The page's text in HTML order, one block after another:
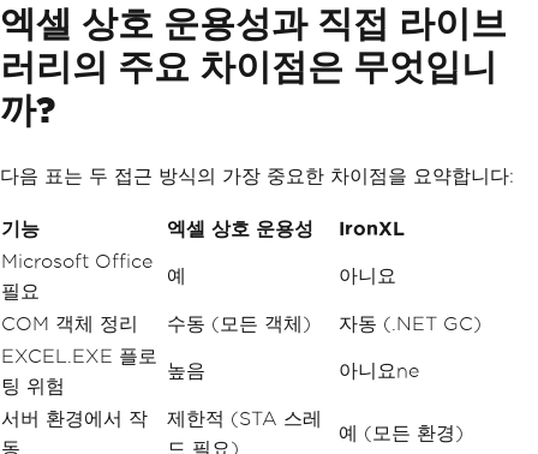
엑셀 상호 운용성과 직접 라이브
러리의 주요 차이점은 무엇입니
까?
다음 표는 두 접근 방식의 가장 중요한 차이점을 요약합니다:
기능 엑셀 상호 운용성
IronXL
Microsoft Office
필요
예 아니요
COM 객체 정리 수동 (모든 객체)
자동 (.NET GC)
EXCEL.EXE 플로
팅 위험
높음 아니요ne
서버 환경에서 작
동
제한적 (STA 스레
드 필요)
예 (모든 환경)